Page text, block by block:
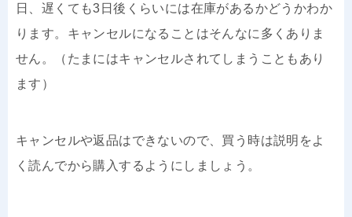
日、遅くても3日後くらいには在庫があるかどうかわか
ります。キャンセルになることはそんなに多くありま
せん。（たまにはキャンセルされてしまうこともあり
ます）
キャンセルや返品はできないので、買う時は説明をよ
く読んでから購入するようにしましょう。